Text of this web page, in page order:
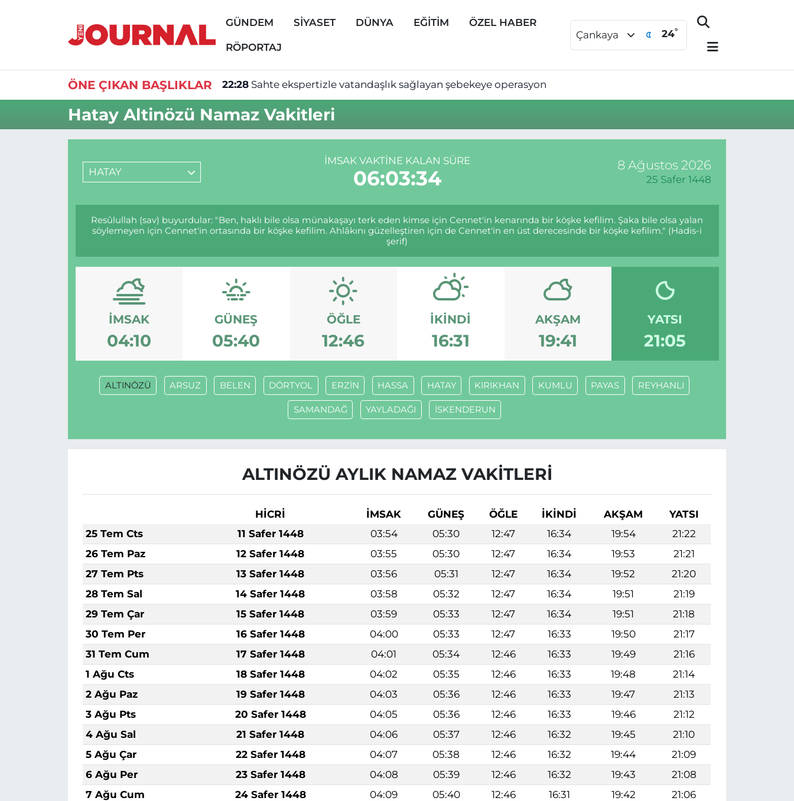
GÜNDEM SİYASET DÜNYA EĞİTİM ÖZEL HABER
RÖPORTAJ
Çankaya 24°
ÖNE ÇIKAN BAŞLIKLAR 22:28 Sahte ekspertizle vatandaşlık sağlayan şebekeye operasyon
Hatay Altinözü Namaz Vakitleri
HATAY
İMSAK VAKTINE KALAN SÜRE
06:03:34
8 Ağustos 2026
25 Safer 1448
Resûlullah (sav) buyurdular: "Ben, haklı bile olsa münakaşayı terk eden kimse için Cennet'in kenarında bir köşke kefilim. Şaka bile olsa yalan
söylemeyen için Cennet'in ortasında bir köşke kefilim. Ahlâkını güzelleştiren için de Cennet'in en üst derecesinde bir köşke kefilim." (Hadis-i
şerif)
İMSAK
04:10
GÜNEŞ
05:40
ÖĞLE
12:46
İKINDI
16:31
AKŞAM
19:41
YATSI
21:05
ALTINÖZÜ ARSUZ BELEN DÖRTYOL ERZİN HASSA HATAY KIRIKHAN KUMLU PAYAS REYHANLI
SAMANDAĞ YAYLADAĞI İSKENDERUN
ALTINÖZÜ AYLIK NAMAZ VAKITLERI
HİCRİ İMSAK GÜNEŞ ÖĞLE İKINDI AKŞAM
YATSI
25 Tem Cts
11 Safer 1448 03:54 05:30 12:47 16:34 19:54
21:22
26 Tem Paz
12 Safer 1448 03:55 05:30 12:47 16:34 19:53
21:21
27 Tem Pts
13 Safer 1448 03:56 05:31 12:47 16:34 19:52
21:20
28 Tem Sal
14 Safer 1448 03:58 05:32 12:47 16:34 19:51
21:19
29 Tem Çar
15 Safer 1448 03:59 05:33 12:47 16:34 19:51
21:18
30 Tem Per
16 Safer 1448 04:00 05:33 12:47 16:33 19:50
21:17
31 Tem Cum
17 Safer 1448 04:01 05:34 12:46 16:33 19:49
21:16
1 Ağu Cts
18 Safer 1448 04:02 05:35 12:46 16:33 19:48
21:14
2 Ağu Paz
19 Safer 1448 04:03 05:36 12:46 16:33 19:47
21:13
3 Ağu Pts
20 Safer 1448 04:05 05:36 12:46 16:33 19:46
21:12
4 Ağu Sal
21 Safer 1448 04:06 05:37 12:46 16:32 19:45
21:10
5 Ağu Çar
22 Safer 1448 04:07 05:38 12:46 16:32 19:44
21:09
6 Ağu Per
23 Safer 1448 04:08 05:39 12:46 16:32 19:43
21:08
7 Ağu Cum
24 Safer 1448 04:09 05:40 12:46 16:31 19:42
21:06
GÜNDEM
Nöbetçi Eczaneler
Tüm Manşetler
Haber Arşivi